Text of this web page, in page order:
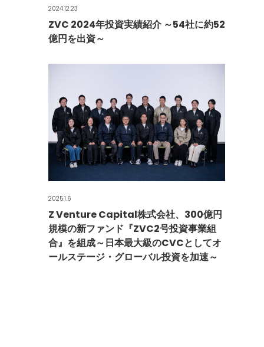
2024.12.23
ZVC 2024年投資実績紹介 ～54社に約52
億円を出資～
2025.1.6
Z Venture Capital株式会社、300億円
規模の新ファンド『ZVC2号投資事業組
合』を組成～日本最大級のCVCとしてオ
ールステージ・グローバル投資を加速～